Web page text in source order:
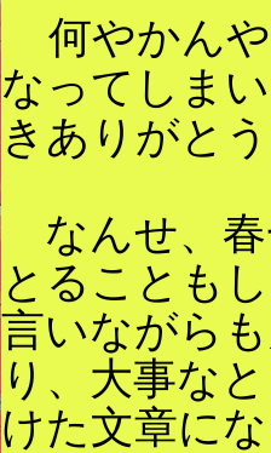
何やかん
なってしま
きありがと
なんせ、春
とることも
言いながら
り、大事な
けた文章に